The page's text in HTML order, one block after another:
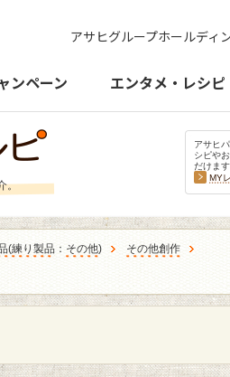
アサヒグループホールディ
ンペーン エンタメ・レシピ
。
アサヒ
シピや
だけます
MY
(練り製品 ： その他)
その他創作